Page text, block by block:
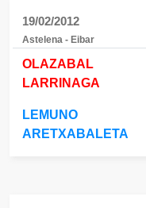
19/02/2012
Astelena - Eibar
OLAZABAL
LARRINAGA
LEMUNO
ARETXABALETA